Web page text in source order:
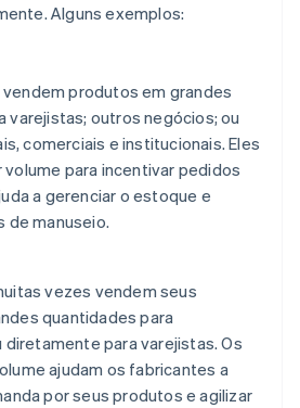
Alguns exemplos:
produtos em grandes
varejistas; outros negócios; ou
comerciais e institucionais. Eles
para incentivar pedidos
a gerenciar o estoque e
de manuseio.
vezes vendem seus
quantidades para
para varejistas. Os
ajudam os fabricantes a
por seus produtos e agilizar